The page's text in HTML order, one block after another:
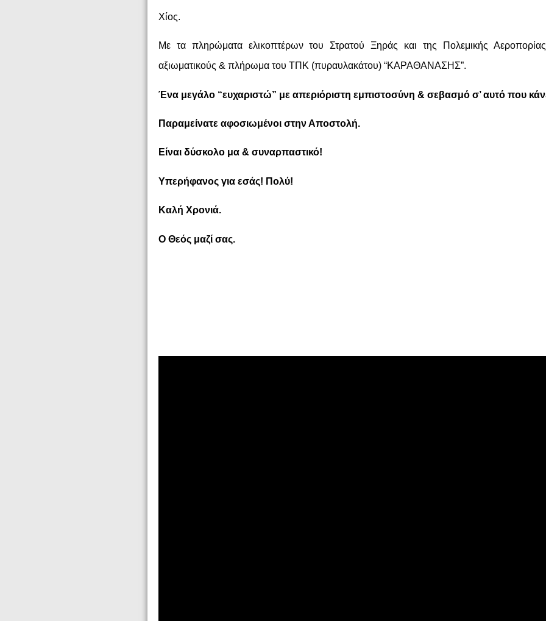
Χίος.
Με τα πληρώματα ελικοπτέρων του Στρατού Ξηράς και της Πολεμικής
αξιωματικούς & πλήρωμα του ΤΠΚ (πυραυλακάτου) “ΚΑΡΑΘΑΝΑΣΗΣ”.
Ένα μεγάλο “ευχαριστώ” με απεριόριστη εμπιστοσύνη & σεβασμό σ’ αυτό που
Παραμείνατε αφοσιωμένοι στην Αποστολή.
Είναι δύσκολο μα & συναρπαστικό!
Υπερήφανος για εσάς! Πολύ!
Καλή Χρονιά.
Ο Θεός μαζί σας.